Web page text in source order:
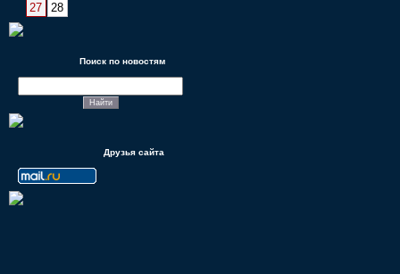
27
28
Поиск по новостям
Друзья сайта